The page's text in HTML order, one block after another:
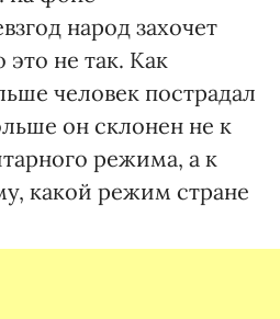
народ захочет
не так. Как
человек пострадал
он склонен не к
режима, а к
какой режим стране